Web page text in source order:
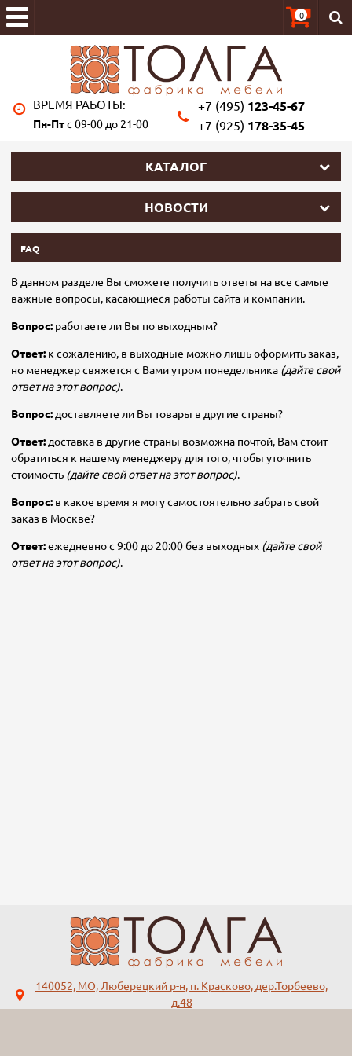
0
ВРЕМЯ РАБОТЫ:
Пн-Птс 09-00 до 21-00
+7 (495) 123-45-67
+7 (925) 178-35-45
КАТАЛОГ
НОВОСТИ
FAQ
В данном разделе Вы сможете получить ответы на все самые
важные вопросы, касающиеся работы сайта и компании.
Вопрос: работаете ли Вы по выходным?
Ответ: к сожалению, в выходные можно лишь оформить заказ,
но менеджер свяжется с Вами утром понедельника (дайте свой
ответ на этот вопрос).
Вопрос: доставляете ли Вы товары в другие страны?
Ответ: доставка в другие страны возможна почтой, Вам стоит
обратиться к нашему менеджеру для того, чтобы уточнить
стоимость (дайте свой ответ на этот вопрос).
Вопрос: в какое время я могу самостоятельно забрать свой
заказ в Москве?
Ответ:ежедневно с 9:00 до 20:00 без выходных (дайте свой
ответ на этот вопрос).
140052, МО, Люберецкий р-н, п. Красково, дер.Торбеево,
д.48